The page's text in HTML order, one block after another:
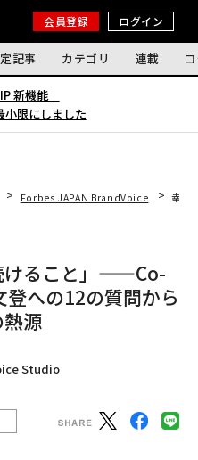
会員登録 ログイン
記事 カテゴリ 連載
新機能｜
小限にしました
Forbes JAPAN BrandVoice 幸せ
けること」——Co-
登への12の質問から
源
Studio